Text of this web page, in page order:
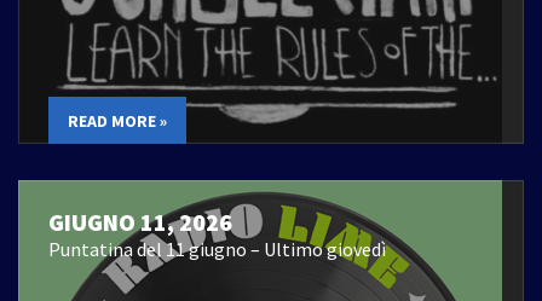
READ MORE »
GIUGNO 11, 2026
Puntatina del 11 giugno – Ultimo giovedì